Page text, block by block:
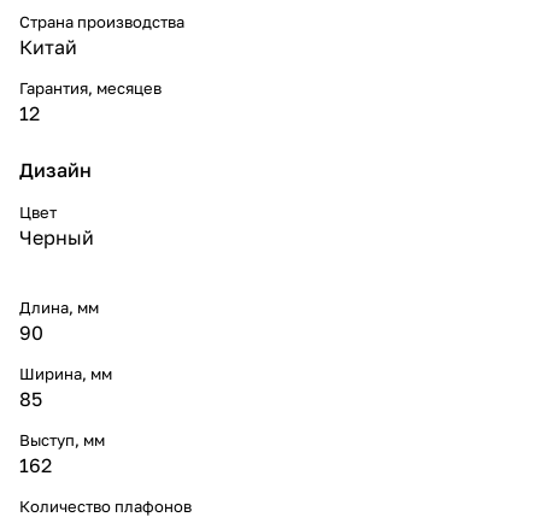
Страна производства
Китай
Гарантия, месяцев
12
Дизайн
Цвет
Черный
Длина, мм
90
Ширина, мм
85
Выступ, мм
162
Количество плафонов